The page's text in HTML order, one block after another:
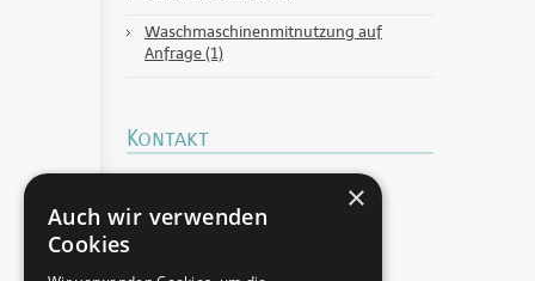
Waschmaschinenmitnutzung auf
Anfrage (1)
Kontakt
Dresdner Zimmerservice Uta Karst
Klotzscher Berglehne 3
Telefon & Fax: +493518906032
×
Auch wir verwenden
Cookies